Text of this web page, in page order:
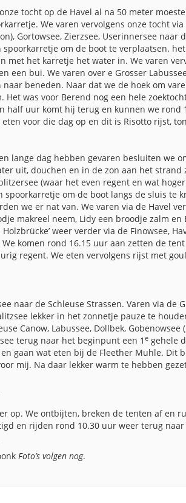
tocht op de Havel al na 50 meter
We varen vervolgens onze tocht
Gortowsee, Zierzsee, Userinnersee naar
spoorkarretje om de boot te verplaatsen.
met het karretje het water in. We varen
een bui. We varen over e Grosser
beneden. Naar dat we de hoek om
Het was voor Berend nog een hele
half uur komt hij terug en kunnen we rond
voor die dag op en dit is Risotto rijst,
lange dag hebben gevaren besluiten we
uit, douchen en in de zon aan het
(waar het even regent en wat
spoorkarretje om de boot langs de sluis te
we er nat van. We varen via de Havel
makreel neem, Lidy een broodje zalm
weer verder via de Finowsee,
komen rond 16.15 uur aan zetten de
regent. We eten vervolgens rijst met
naar de Schleuse Strassen. Varen via de
lekker in het zonnetje pauze te
Canow, Labussee, Dollbek, Gobenowsee
terug naar het beginpunt een 1 e gehele
gaan wat eten bij de Fleether Muhle. Dit
mij. Na daar lekker warm te hebben
op. We ontbijten, breken de tenten af en
en rijden rond 10.30 uur weer terug
Foto’s volgen nog.